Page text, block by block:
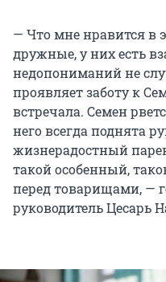
— Что мне нравится в
дружные, у них есть
недопониманий не
проявляет заботу к
встречала. Семен
него всегда поднята
жизнерадостный
такой особенный,
перед товарищами, —
руководитель Цесарь